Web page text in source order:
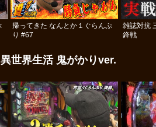
帰ってきた なんとか１ぐらんぷ
り #67
雑誌対抗
鋒戦
世界生活 鬼がかりver.